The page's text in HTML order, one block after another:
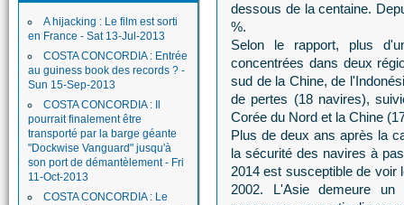
A hijacking : Le film est sorti
en France - Sat 13-Jul-2013
COSTA CONCORDIA : Entrée
au guiness book des records ? -
Sun 15-Sep-2013
COSTA CONCORDIA : Il
pourrait finalement être
transporté par la barge géante
"Dockwise Vanguard" jusqu'à
son port de démantèlement - Fri
11-Oct-2013
COSTA CONCORDIA : Le
dessous de la centaine.
%.
Selon le rapport, plus
concentrées dans deux
sud de la Chine, de
de pertes (18 navires),
Corée du Nord et la Chine
Plus de deux ans après la
la sécurité des navires à
2014 est susceptible de voir
2002. L'Asie demeure